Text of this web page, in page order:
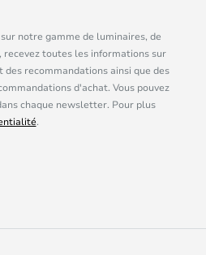
notre gamme de luminaires, de
toutes les informations sur
recommandations ainsi que des
d'achat. Vous pouvez
chaque newsletter. Pour plus
.